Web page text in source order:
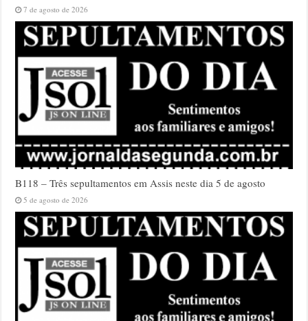
7 de agosto de 2026
B118 – Três sepultamentos em Assis neste dia 5 de agosto
5 de agosto de 2026